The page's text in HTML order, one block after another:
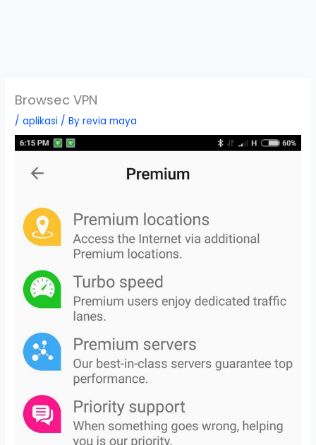
Browsec VPN
/aplikasi / Byrevia maya